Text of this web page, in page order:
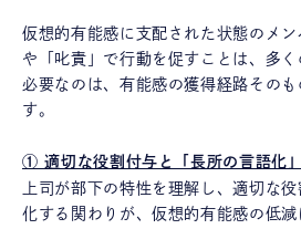
仮想的有能感に支配された状態のメン
や「叱責」で行動を促すことは、多く
必要なのは、有能感の獲得経路その
す。
① 適切な役割付与と「長所の言語化」
上司が部下の特性を理解し、適切な
化する関わりが、仮想的有能感の低減